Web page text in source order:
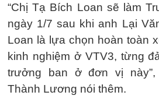
“Chị Tạ Bích Loan sẽ làm
ngày 1/7 sau khi anh Lại
Loan là lựa chọn hoàn toàn
kinh nghiệm ở VTV3, từng
trưởng ban ở đơn vị này”,
Thành Lương nói thêm.